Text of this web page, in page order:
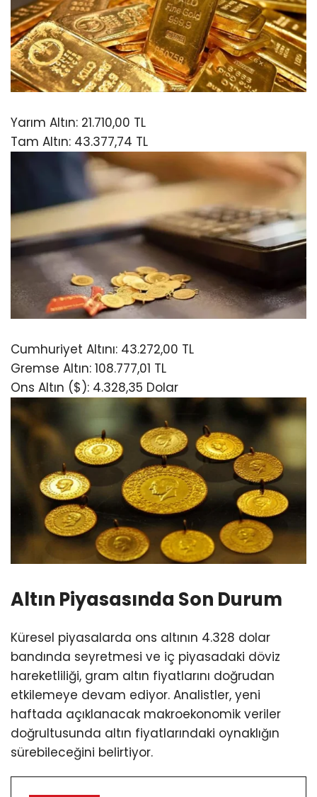
Yarım Altın: 21.710,00 TL
Tam Altın: 43.377,74 TL
Cumhuriyet Altını: 43.272,00 TL
Gremse Altın: 108.777,01 TL
Ons Altın ($): 4.328,35 Dolar
Altın Piyasasında Son Durum
Küresel piyasalarda ons altının 4.328 dolar
bandında seyretmesi ve iç piyasadaki döviz
hareketliliği, gram altın fiyatlarını doğrudan
etkilemeye devam ediyor. Analistler, yeni
haftada açıklanacak makroekonomik veriler
doğrultusunda altın fiyatlarındaki oynaklığın
sürebileceğini belirtiyor.